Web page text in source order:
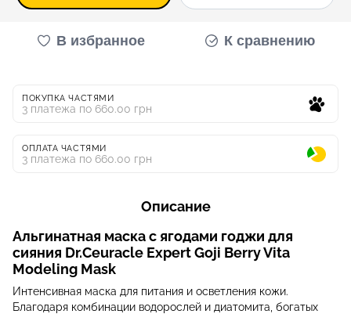
В избранное К сравнению
ПОКУПКА ЧАСТЯМИ
3 платежа по 660.00 грн
ОПЛАТА ЧАСТЯМИ
3 платежа по 660.00 грн
Описание
Альгинатная маска с ягодами годжи для
сияния Dr.Ceuracle Expert Goji Berry Vita
Modeling Mask
Интенсивная маска для питания и осветления кожи.
Благодаря комбинации водорослей и диатомита, богатых